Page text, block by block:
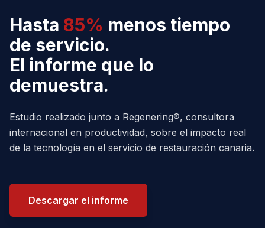
Hasta 85% menos tiempo
de servicio.
El informe que lo
demuestra.
Estudio realizado junto a Regenering®, consultora
internacional en productividad, sobre el impacto real
de la tecnología en el servicio de restauración canaria.
Descargar el informe